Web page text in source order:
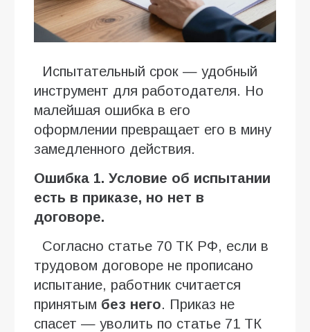
Испытательный срок — удобный
инструмент для работодателя. Но
малейшая ошибка в его
оформлении превращает его в мину
замедленного действия.
Ошибка 1. Условие об испытании
есть в приказе, но нет в
договоре.
Согласно статье 70 ТК РФ, если в
трудовом договоре не прописано
испытание, работник считается
принятым без него. Приказ не
спасет — уволить по статье 71 ТК